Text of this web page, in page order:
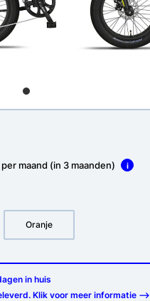
per maand (in 3 maanden) i
Oranje
in huis
Klik voor meer informatie -->